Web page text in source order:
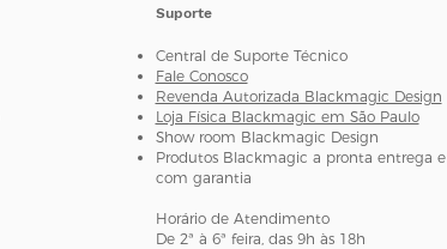
Suporte
Central de Suporte Técnico
Fale Conosco
Revenda Autorizada Blackmagic Design
Loja Física Blackmagic em São Paulo
Show room Blackmagic Design
Produtos Blackmagic a pronta entrega e
com garantia
Horário de Atendimento
De 2ª à 6ª feira, das 9h às 18h